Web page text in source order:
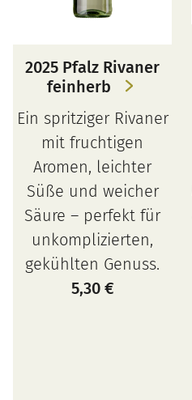
2025 Pfalz Rivaner
feinherb
Ein spritziger Rivaner
mit fruchtigen
Aromen, leichter
Süße und weicher
Säure – perfekt für
unkomplizierten,
gekühlten Genuss.
5,30 €